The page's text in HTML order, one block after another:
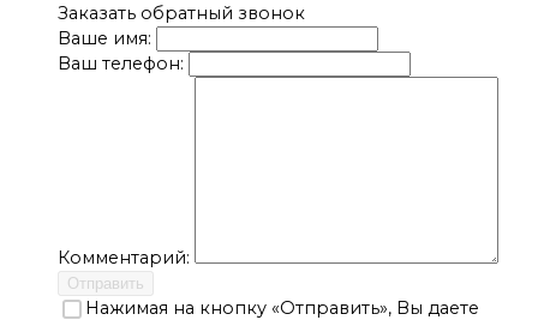
Заказать обратный звонок
Ваше имя:
Ваш телефон:
Комментарий:
Отправить
Нажимая на кнопку «Отправить», Вы даете